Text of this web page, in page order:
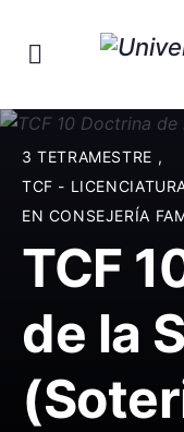
3 TETRAMESTRE ,
TCF -
EN CONSEJERÍA
TCF
de la